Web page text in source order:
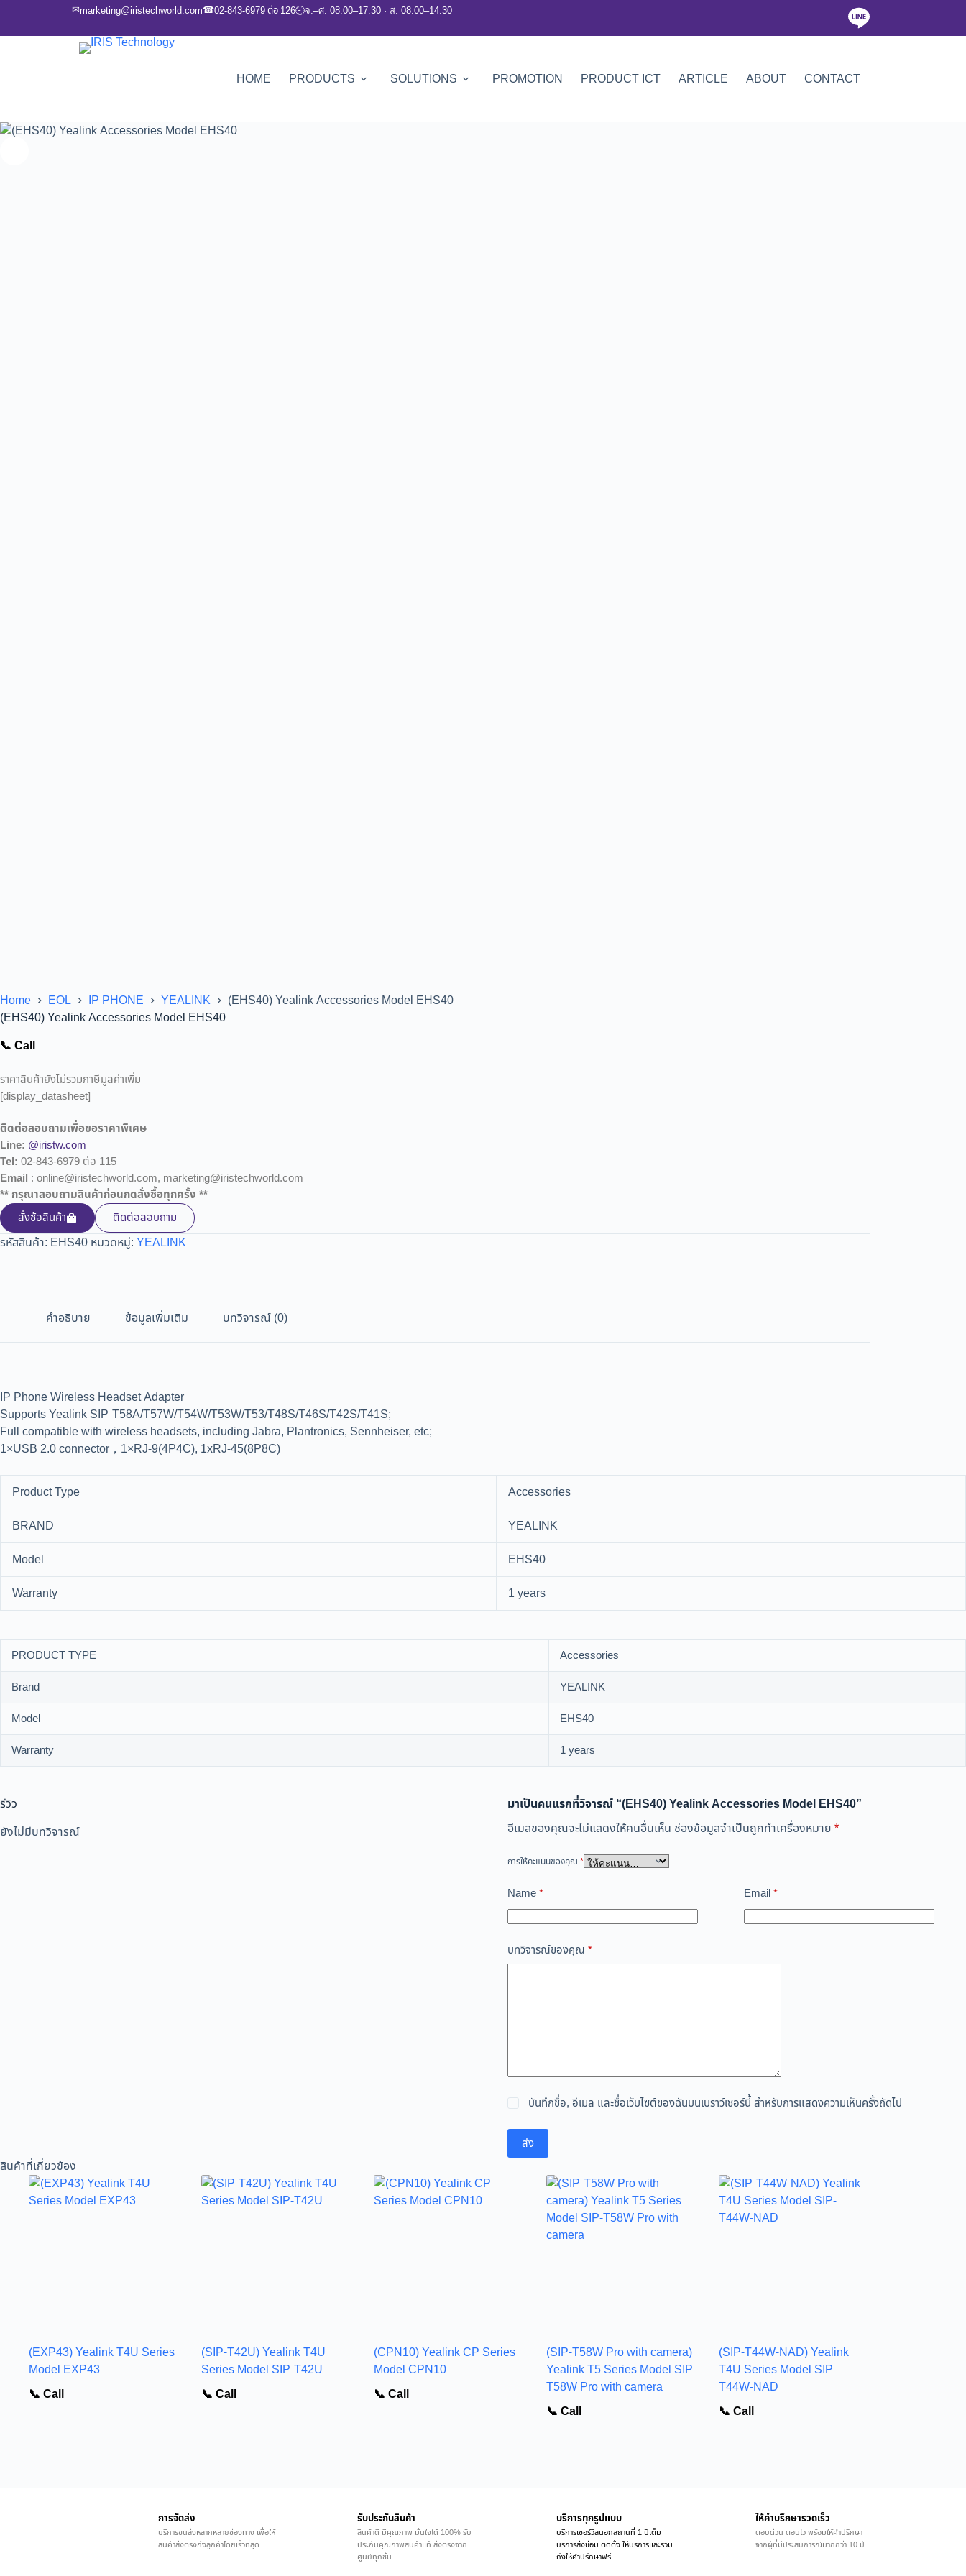
✉marketing@iristechworld.com☎02-843-6979 ต่อ 126🕘จ.–ศ. 08:00–17:30 · ส. 08:00–14:30
HOME PRODUCTS SOLUTIONS PROMOTION PRODUCT ICT ARTICLE ABOUT CONTACT
Home EOL IP PHONE YEALINK
(EHS40) Yealink Accessories Model EHS40
(EHS40) Yealink Accessories Model EHS40
📞 Call
ราคาสินค้ายังไม่รวมภาษีมูลค่าเพิ่ม
[display_datasheet]
ติดต่อสอบถามเพื่อขอราคาพิเศษ
Line: @iristw.com
Tel: 02-843-6979 ต่อ 115
Email : online@iristechworld.com, marketing@iristechworld.com
** กรุณาสอบถามสินค้าก่อนกดสั่งซื้อทุกครั้ง **
สั่งซ้อสินค้า
ติดต่อสอบถาม
รหัสสินค้า: EHS40 หมวดหมู่: YEALINK
คำอธิบาย ข้อมูลเพิ่มเติม บทวิจารณ์ (0)
IP Phone Wireless Headset Adapter
Supports Yealink SIP-T58A/T57W/T54W/T53W/T53/T48S/T46S/T42S/T41S;
Full compatible with wireless headsets, including Jabra, Plantronics, Sennheiser, etc;
1×USB 2.0 connector，1×RJ-9(4P4C), 1xRJ-45(8P8C)
Product Type
Accessories
BRAND
YEALINK
Model
EHS40
Warranty
1 years
PRODUCT TYPE
Accessories
Brand
YEALINK
Model
EHS40
Warranty
1 years
รีวิว
ยังไม่มีบทวิจารณ์
มาเป็นคนแรกที่วิจารณ์ “(EHS40) Yealink Accessories Model EHS40”
อีเมลของคุณจะไม่แสดงให้คนอื่นเห็น ช่องข้อมูลจำเป็นถูกทำเครื่องหมาย *
การให้คะแนนของคุณ *
Name* Email*
บทวิจารณ์ของคุณ *
บันทึกชื่อ, อีเมล และชื่อเว็บไซต์ของฉันบนเบราว์เซอร์นี้ สำหรับการแสดงความเห็นครั้งถัดไป
ส่ง
สินค้าที่เกี่ยวข้อง
(EXP43) Yealink T4U Series
Model EXP43
📞 Call
(SIP-T42U) Yealink T4U
Series Model SIP-T42U
📞 Call
(CPN10) Yealink CP Series
Model CPN10
📞 Call
(SIP-T58W Pro with camera)
Yealink T5 Series Model SIP-
T58W Pro with camera
📞 Call
(SIP-T44W-NAD) Yealink
T4U Series Model SIP-
T44W-NAD
📞 Call
การจัดส่ง
บริการขนส่งหลากหลายช่องทาง เพื่อให้
สินค้าส่งตรงถึงลูกค้าโดยเร็วที่สุด
รับประกันสินค้า
สินค้าดี มีคุณภาพ มั่นใจได้ 100% รับ
ประกันคุณภาพสินค้าแท้ ส่งตรงจาก
ศูนย์ทุกชิ้น
บริการทุกรูปแบบ
บริการเซอร์วิสนอกสถานที่ 1 ปีเต็ม
บริการส่งซ่อม ติดตั้ง ให้บริการและรวม
ถึงให้คำปรึกษาฟรี
ให้คำบรึกษารวดเร็ว
ตอบด่วน ตอบไว พร้อมให้คำปรึกษา
จากผู้ที่มีประสบการณ์มากกว่า 10 ปี